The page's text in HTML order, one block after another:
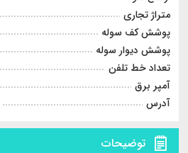
متراژ تجاری
پوشش کف سوله
پوشش دیوار سوله
تعداد خط تلفن
آمپر برق
آدرس
توضیحات